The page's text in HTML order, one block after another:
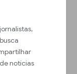
notícias
público no